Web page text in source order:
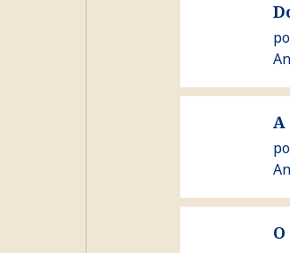
Ver Dos
Ver A roda A
Ver O